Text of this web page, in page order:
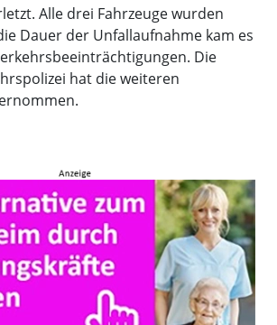
Alle drei Fahrzeuge wurden
Dauer der Unfallaufnahme kam es
Die
hat die weiteren